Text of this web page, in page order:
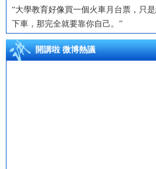
“大學教育好像買一個火車月台票，只
下車，那完全就要靠你自己。”
開講啦 微博熱議